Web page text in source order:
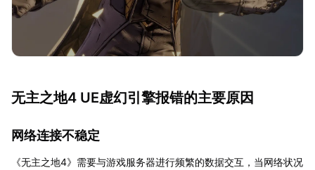
无主之地4 UE虚幻引擎报错的主要原因
网络连接不稳定
《无主之地4》需要与游戏服务器进行频繁的数据交互，当网络状况